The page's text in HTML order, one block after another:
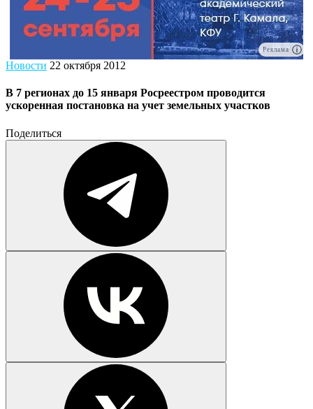
Реклама
Новости 22 октября 2012
В 7 регионах до 15 января Росреестром проводится
ускоренная постановка на учет земельных участков
Поделиться